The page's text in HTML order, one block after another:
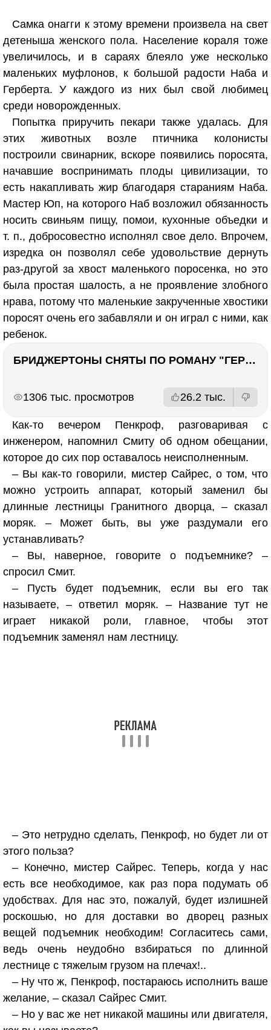
Самка онагги к этому времени произвела на свет
детеныша женского пола. Население кораля тоже
увеличилось, и в сараях блеяло уже несколько
маленьких муфлонов, к большой радости Наба и
Герберта. У каждого из них был свой любимец
среди новорожденных.
Попытка приручить пекари также удалась. Для
этих животных возле птичника колонисты
построили свинарник, вскоре появились поросята,
начавшие воспринимать плоды цивилизации, то
есть накапливать жир благодаря стараниям Наба.
Мастер Юп, на которого Наб возложил обязанность
носить свиньям пищу, помои, кухонные объедки и
т. п., добросовестно исполнял свое дело. Впрочем,
изредка он позволял себе удовольствие дернуть
раз-другой за хвост маленького поросенка, но это
была простая шалость, а не проявление злобного
нрава, потому что маленькие закрученные хвостики
поросят очень его забавляли и он играл с ними, как
ребенок.
БРИДЖЕРТОНЫ СНЯТЫ ПО РОМАНУ "ГЕРЦОГ И Я". Стоит ли читать?
1306 тыс. просмотров 26.2 тыс.
Как-то вечером Пенкроф, разговаривая с
инженером, напомнил Смиту об одном обещании,
которое до сих пор оставалось неисполненным.
– Вы как-то говорили, мистер Сайрес, о том, что
можно устроить аппарат, который заменил бы
длинные лестницы Гранитного дворца, – сказал
моряк. – Может быть, вы уже раздумали его
устанавливать?
– Вы, наверное, говорите о подъемнике? –
спросил Смит.
– Пусть будет подъемник, если вы его так
называете, – ответил моряк. – Название тут не
играет никакой роли, главное, чтобы этот
подъемник заменял нам лестницу.
– Это нетрудно сделать, Пенкроф, но будет ли от
этого польза?
– Конечно, мистер Сайрес. Теперь, когда у нас
есть все необходимое, как раз пора подумать об
удобствах. Для нас это, пожалуй, будет излишней
роскошью, но для доставки во дворец разных
вещей подъемник необходим! Согласитесь сами,
ведь очень неудобно взбираться по длинной
лестнице с тяжелым грузом на плечах!..
– Ну что ж, Пенкроф, постараюсь исполнить ваше
желание, – сказал Сайрес Смит.
– Но у вас же нет никакой машины или двигателя,